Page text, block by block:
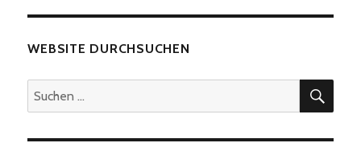
WEBSITE DURCHSUCHEN
Suchen
nach: